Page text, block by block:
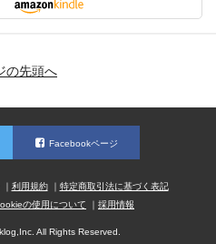
の先頭へ
Facebookページ
利用規約
特定商取引法に基づく表記
の使用について 採用情報
All Rights Reserved.